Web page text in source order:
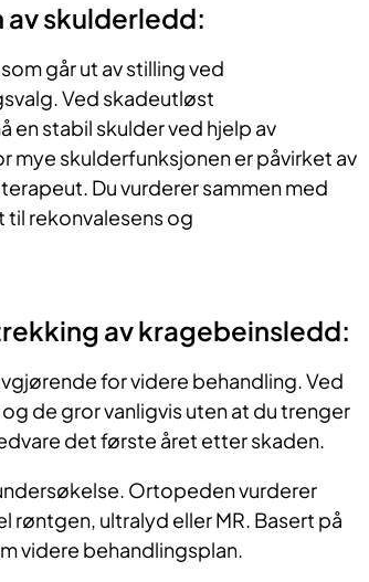
skulderledd:
går ut av stilling ved
Ved skadeutløst
en stabil skulder ved hjelp av
mye skulderfunksjonen er påvirket av
Du vurderer sammen med
rekonvalesens og
av kragebeinsledd:
for videre behandling. Ved
de gror vanligvis uten at du trenger
det første året etter skaden.
Ortopeden vurderer
ultralyd eller MR. Basert på
videre behandlingsplan.